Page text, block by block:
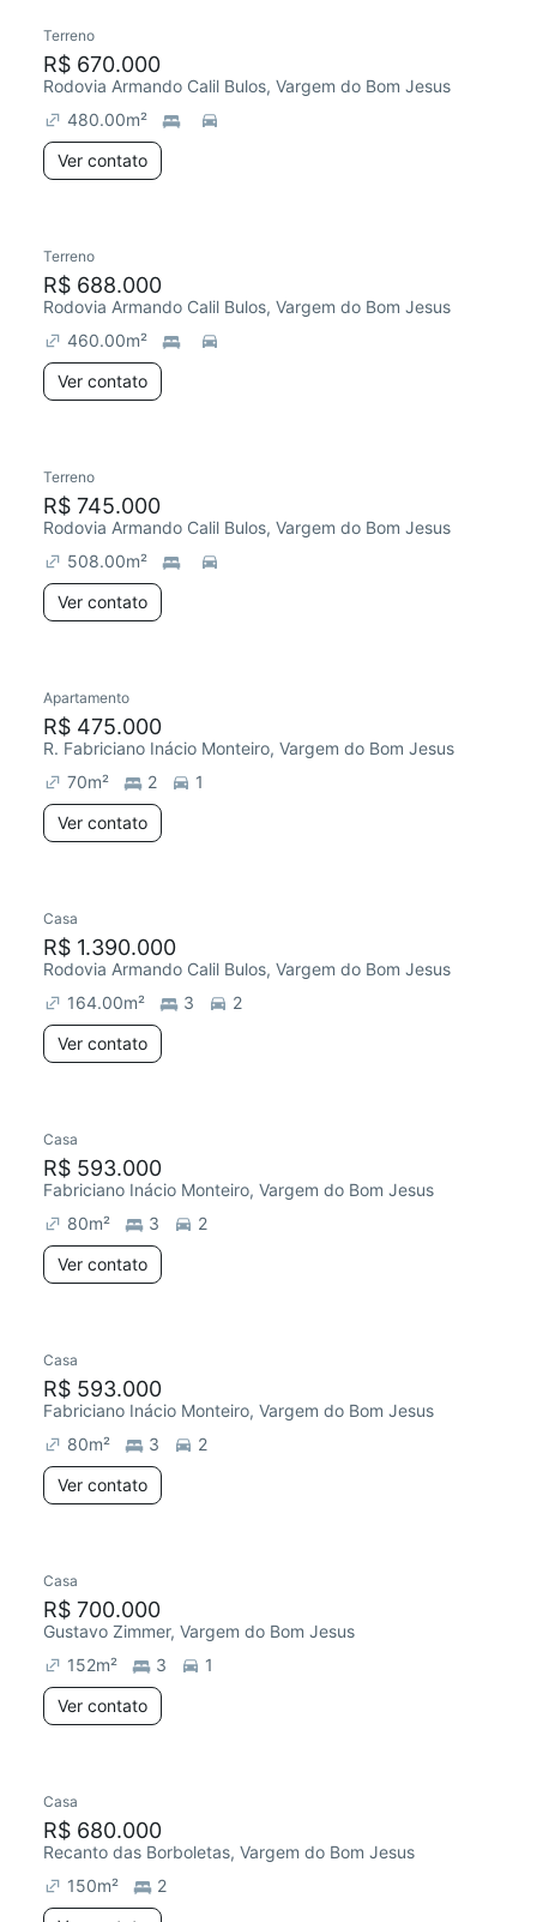
Terreno
R$ 670.000
Rodovia Armando Calil Bulos, Vargem do Bom Jesus
480.00m²
Ver contato
Terreno
R$ 688.000
Rodovia Armando Calil Bulos, Vargem do Bom Jesus
460.00m²
Ver contato
Terreno
R$ 745.000
Rodovia Armando Calil Bulos, Vargem do Bom Jesus
508.00m²
Ver contato
Apartamento
R$ 475.000
R. Fabriciano Inácio Monteiro, Vargem do Bom Jesus
70m² 2
1
Ver contato
Chegou este mês
Casa
R$ 1.390.000
Rodovia Armando Calil Bulos, Vargem do Bom Jesus
164.00m² 3
2
Ver contato
Casa
R$ 593.000
Fabriciano Inácio Monteiro, Vargem do Bom Jesus
80m² 3
2
Ver contato
Casa
R$ 593.000
Fabriciano Inácio Monteiro, Vargem do Bom Jesus
80m² 3
2
Ver contato
Casa
R$ 700.000
Gustavo Zimmer, Vargem do Bom Jesus
152m² 3
1
Ver contato
Casa
R$ 680.000
Recanto das Borboletas, Vargem do Bom Jesus
150m²
2